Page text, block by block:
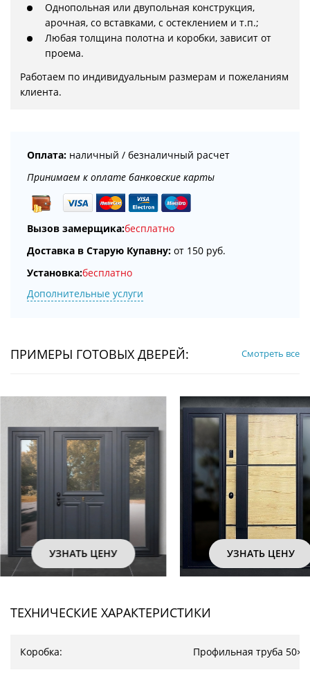
Однопольная или двупольная конструкция,
арочная, со вставками, с остеклением и т.п.;
Любая толщина полотна и коробки, зависит от
проема.
Работаем по индивидуальным размерам и пожеланиям
клиента.
Оплата: наличный / безналичный расчет
Принимаем к оплате банковские карты
Вызов замерщика:бесплатно
Доставка в Старую Купавну: от 150 руб.
Установка:бесплатно
Дополнительные услуги
ПРИМЕРЫ ГОТОВЫХ ДВЕРЕЙ: Смотреть все
УЗНАТЬ ЦЕНУ УЗНАТЬ ЦЕНУ
ТЕХНИЧЕСКИЕ ХАРАКТЕРИСТИКИ
Коробка: Профильная труба